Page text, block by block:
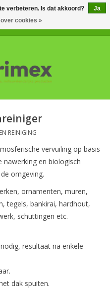
REINIGING
vervuiling op basis
nawerking en biologisch
omgeving.
ornamenten, muren,
tegels, bankirai, hardhout,
schuttingen etc.
resultaat na enkele
dak spuiten.
verbeteren. Is dat akkoord?
Ja
over cookies »